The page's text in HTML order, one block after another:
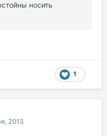
носить
1
2013